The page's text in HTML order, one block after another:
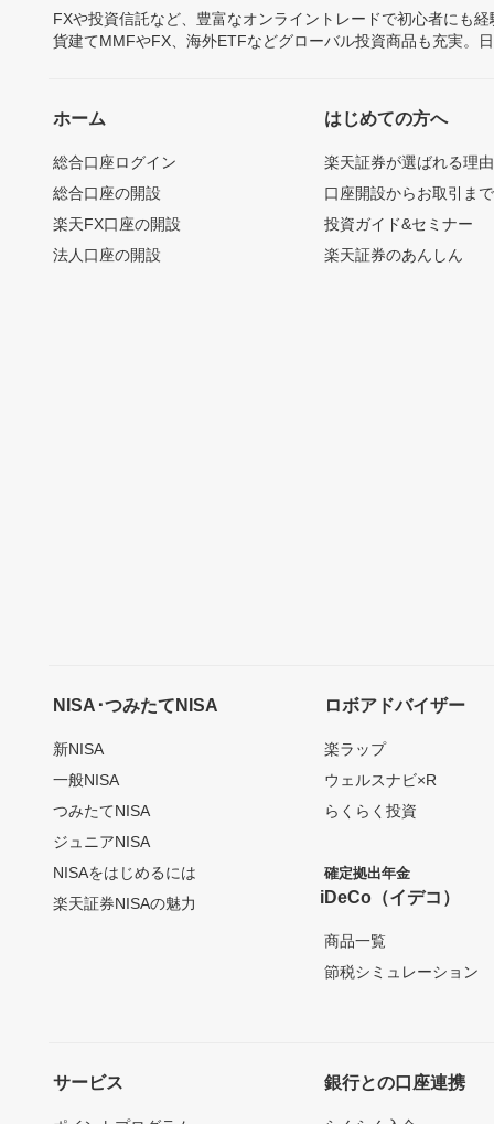
FXや投資信託など、豊富なオンライントレードで初心者にも
貨建てMMFやFX、海外ETFなどグローバル投資商品も充実。
ホーム
総合口座ログイン
総合口座の開設
楽天FX口座の開設
法人口座の開設
はじめての方へ
楽天証券が選ばれる理由
口座開設からお取引ま
投資ガイド&セミナー
楽天証券のあんしん
NISA･つみたてNISA
新NISA
一般NISA
つみたてNISA
ジュニアNISA
NISAをはじめるには
楽天証券NISAの魅力
ロボアドバイザー
楽ラップ
ウェルスナビ×R
らくらく投資
確定拠出年金
iDeCo（イデコ）
商品一覧
節税シミュレーション
サービス 銀行との口座連携